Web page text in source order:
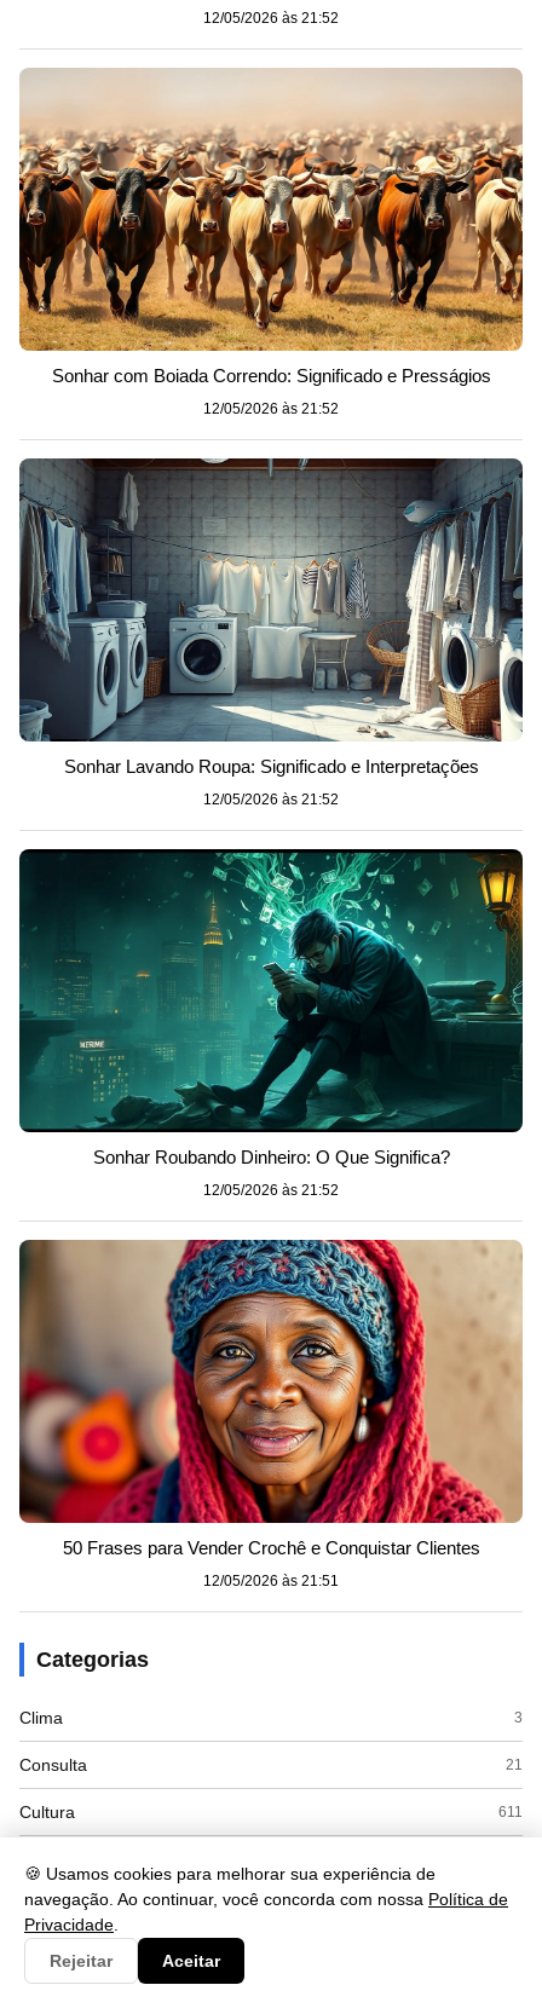
🍪 Usamos cookies para melhorar sua experiência de
navegação. Ao continuar, você concorda com nossa Política de
Privacidade
Rejeitar
Aceitar
12/05/2026 às 21:52
Sonhar com Boiada Correndo: Significado e Presságios
12/05/2026 às 21:52
Sonhar Lavando Roupa: Significado e Interpretações
12/05/2026 às 21:52
Sonhar Roubando Dinheiro: O Que Significa?
12/05/2026 às 21:52
50 Frases para Vender Crochê e Conquistar Clientes
12/05/2026 às 21:51
Categorias
Clima 3
Consulta 21
Cultura 611
Economia 598
Educação